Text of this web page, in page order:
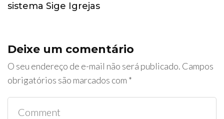
sistema Sige Igrejas
Deixe um comentário
O seu endereço de e-mail não será publicado. Campos
obrigatórios são marcados com *